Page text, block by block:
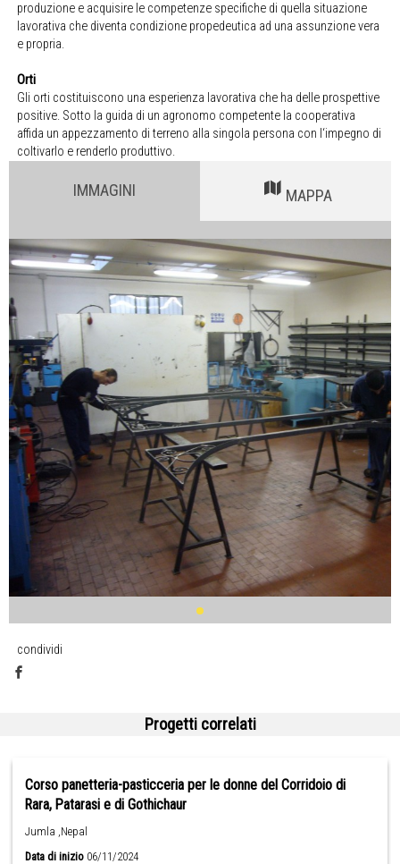
produzione e acquisire le competenze specifiche di quella situazione
lavorativa che diventa condizione propedeutica ad una assunzione vera
e propria.
Orti
Gli orti costituiscono una esperienza lavorativa che ha delle prospettive
positive. Sotto la guida di un agronomo competente la cooperativa
affida un appezzamento di terreno alla singola persona con l‘impegno di
coltivarlo e renderlo produttivo.
IMMAGINI MAPPA
condividi
Progetti correlati
Corso panetteria-pasticceria per le donne del Corridoio di
Rara, Patarasi e di Gothichaur
Jumla ,Nepal
Data di inizio 06/11/2024